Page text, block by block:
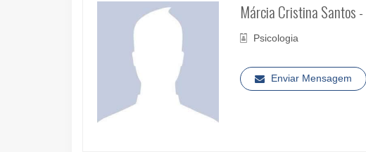
Márcia Cristina Santos -
Psicologia
Enviar Mensagem